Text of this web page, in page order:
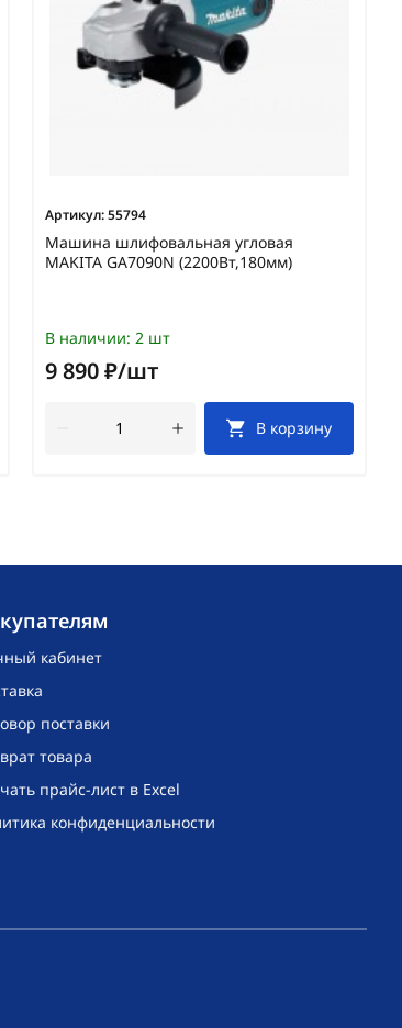
Артикул:55794
Машина шлифовальная угловая
MAKITA GA7090N (2200Вт,180мм)
В наличии: 2 шт
9 890 ₽/шт
В корзину
кабинет
поставки
товара
прайс-лист в Excel
конфиденциальности